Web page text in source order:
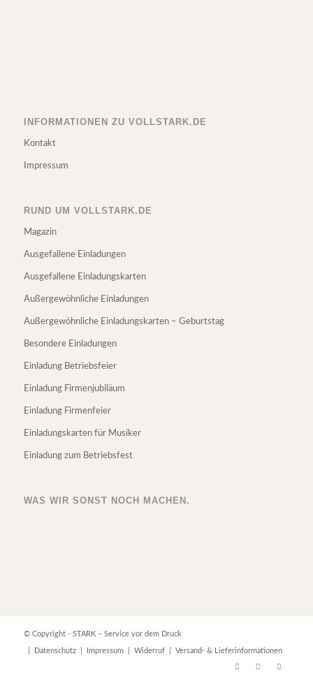
INFORMATIONEN ZU VOLLSTARK.DE
Kontakt
Impressum
RUND UM VOLLSTARK.DE
Magazin
Ausgefallene Einladungen
Ausgefallene Einladungskarten
Außergewöhnliche Einladungen
Außergewöhnliche Einladungskarten – Geburtstag
Besondere Einladungen
Einladung Betriebsfeier
Einladung Firmenjubiläum
Einladung Firmenfeier
Einladungskarten für Musiker
Einladung zum Betriebsfest
WAS WIR SONST NOCH MACHEN.
© Copyright - STARK – Service vor dem Druck
Datenschutz| Impressum| Widerruf| Versand- & Lieferinformationen